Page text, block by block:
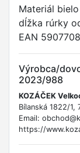
Materiál
dĺžka rúrky
EAN
Výrobca/
2023/988
KOZÁČEK
Bílanská 1822/1,
Email:
https://